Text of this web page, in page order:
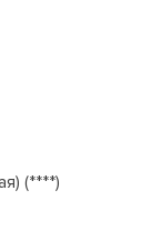
(****)